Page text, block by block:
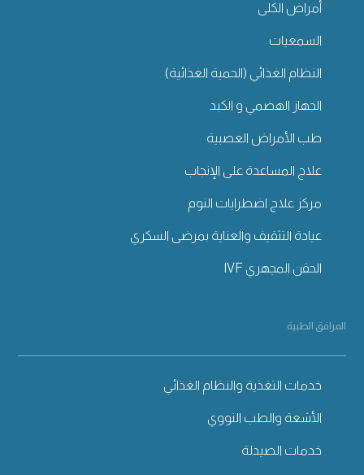
أمراض الكلى
السمعيات
النظام الغذائي (الحمية الغذائية)
الجهاز الهضمي و الكبد
طب الأمراض العصبية
علاج المساعدة على الإنجاب
مركز علاج اضطرابات النوم
عيادة التثقيف والعناية بمرضى السكري
الحقن المجهري IVF
المرافق الطبية
خدمات التغذية والنظام الغذائي
الأشعة والطب النووي
خدمات الصيدلة